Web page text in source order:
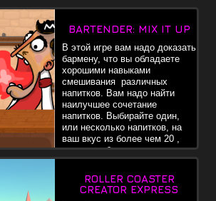
BARTENDER: MIX IT UP
В этой игре вам надо доказать
бармену, что вы обладаете
хорошими навыками
смешивания различных
напитков. Вам надо найти
наилучшее сочетание
напитков. Выбирайте один,
или несколько напитков, на
ваш вкус из более чем 20 ,
ложите кубики льда,или
ROLLER COASTER
CREATOR EXPRESS